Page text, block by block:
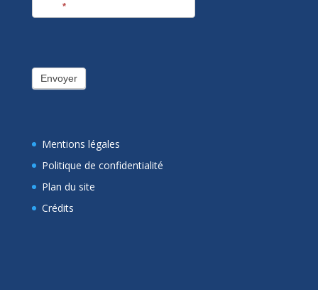
*
Envoyer
Mentions légales
Politique de confidentialité
Plan du site
Crédits